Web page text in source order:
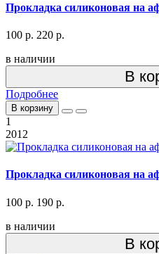
Прокладка силиконовая на
100 р. 220 р.
в наличии
В
Подробнее
В корзину
1
2012
Прокладка силиконовая на
100 р. 190 р.
в наличии
В